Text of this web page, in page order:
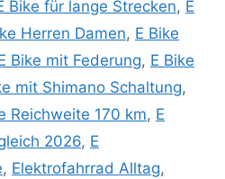
Bike für lange Strecken, E
Herren Damen, E Bike
Bike mit Federung, E Bike
mit Shimano Schaltung,
Reichweite 170 km, E
2026, E
, Elektrofahrrad Alltag,